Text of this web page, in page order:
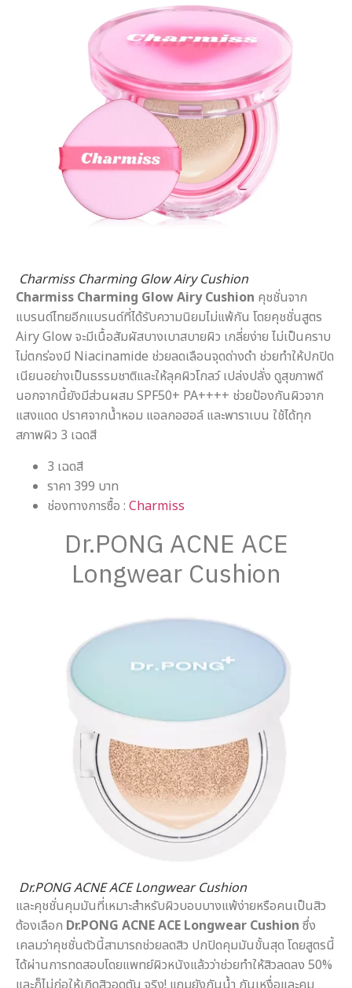
Charmiss Charming Glow Airy Cushion
Charmiss Charming Glow Airy Cushion คุชชั่นจาก
แบรนด์ไทยอีกแบรนด์ที่ได้รับความนิยมไม่แพ้กัน โดยคุชชั่นสูตร
Airy Glow จะมีเนื้อสัมผัสบางเบาสบายผิว เกลี่ยง่าย ไม่เป็นคราบ
ไม่ตกร่องมี Niacinamide ช่วยลดเลือนจุดด่างดำ ช่วยทำให้ปกปิด
เนียนอย่างเป็นธรรมชาติและให้ลุคผิวโกลว์ เปล่งปลั่ง ดูสุขภาพดี
นอกจากนี้ยังมีส่วนผสม SPF50+ PA++++ ช่วยป้องกันผิวจาก
แสงแดด ปราศจากน้ำหอม แอลกอฮอล์ และพาราเบน ใช้ได้ทุก
สภาพผิว 3 เฉดสี
3 เฉดสี
ราคา 399 บาท
ช่องทางการซื้อ : Charmiss
Dr.PONG ACNE ACE
Longwear Cushion
Dr.PONG ACNE ACE Longwear Cushion
และคุชชั่นคุมมันที่เหมาะสำหรับผิวบอบบางแพ้ง่ายหรือคนเป็นสิว
ต้องเลือก Dr.PONG ACNE ACE Longwear Cushion ซึ่ง
เคลมว่าคุชชั่นตัวนี้สามารถช่วยลดสิว ปกปิดคุมมันขั้นสุด โดยสูตรนี้
ได้ผ่านการทดสอบโดยแพทย์ผิวหนังแล้วว่าช่วยทำให้สิวลดลง 50%